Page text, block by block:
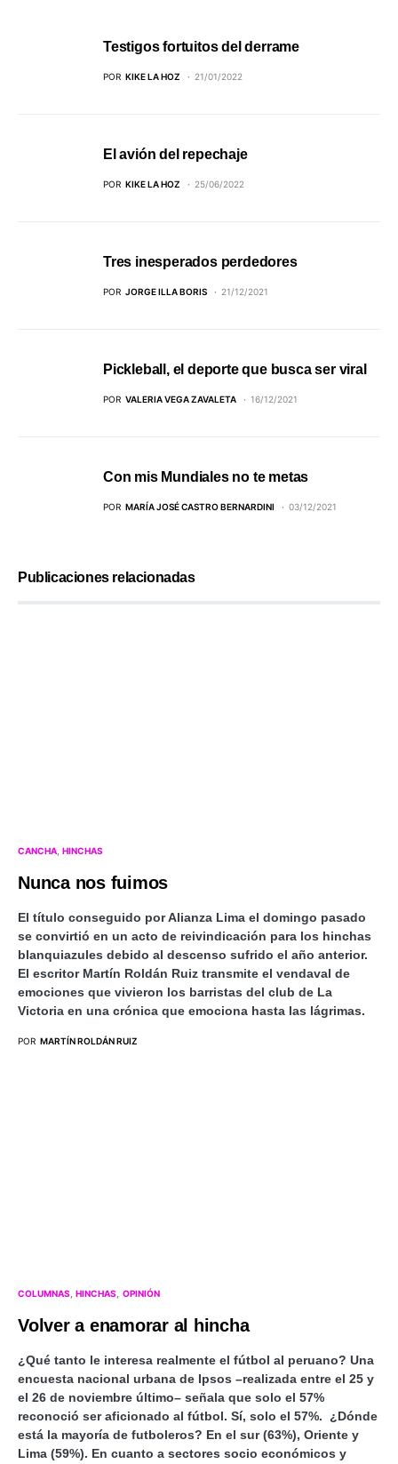
Testigos fortuitos del derrame
POR KIKE LA HOZ 21/01/2022
El avión del repechaje
POR KIKE LA HOZ 25/06/2022
Tres inesperados perdedores
POR JORGE ILLA BORIS 21/12/2021
Pickleball, el deporte que busca ser viral
POR VALERIA VEGA ZAVALETA 16/12/2021
Con mis Mundiales no te metas
POR MARÍA JOSÉ CASTRO BERNARDINI 03/12/2021
Publicaciones relacionadas
CANCHA HINCHAS
Nunca nos fuimos
El título conseguido por Alianza Lima el domingo pasado
se convirtió en un acto de reivindicación para los hinchas
blanquiazules debido al descenso sufrido el año anterior.
El escritor Martín Roldán Ruiz transmite el vendaval de
emociones que vivieron los barristas del club de La
Victoria en una crónica que emociona hasta las lágrimas.
POR MARTÍN ROLDÁN RUIZ
COLUMNAS HINCHAS OPINIÓN
Volver a enamorar al hincha
¿Qué tanto le interesa realmente el fútbol al peruano? Una
encuesta nacional urbana de Ipsos –realizada entre el 25 y
el 26 de noviembre último– señala que solo el 57%
reconoció ser aficionado al fútbol. Sí, solo el 57%. ¿Dónde
está la mayoría de futboleros? En el sur (63%), Oriente y
Lima (59%). En cuanto a sectores socio económicos y